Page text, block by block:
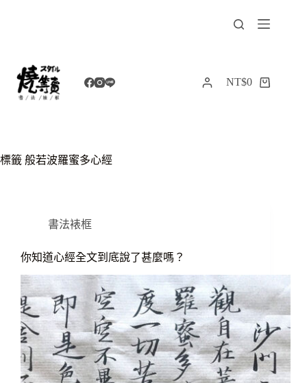
NT$0
標籤 般若波羅蜜多心經
書法裱框
你知道心經全文到底說了甚麼嗎？